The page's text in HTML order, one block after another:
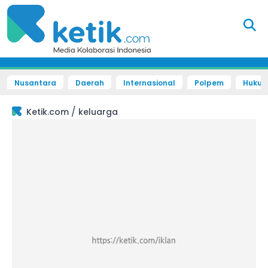
Nusantara Daerah Internasional Polpem
Ketik.com / keluarga